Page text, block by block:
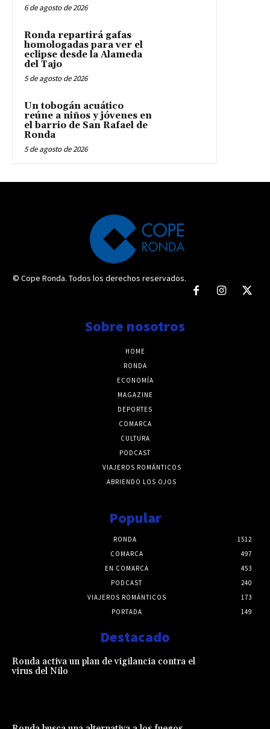
6 de agosto de 2026
Ronda repartirá gafas
homologadas para ver el
eclipse desde la Alameda
del Tajo
5 de agosto de 2026
Un tobogán acuático
reúne a niños y jóvenes en
el barrio de San Rafael de
Ronda
5 de agosto de 2026
© Cope Ronda. Todos los derechos reservados.
Sobre nosotros
HOME
RONDA
ECONOMÍA
MAGAZINE
DEPORTES
COMARCA
CULTURA
PODCAST
VIAJEROS ROMÁNTICOS
ABRIENDO LOS OJOS
Popular
RONDA
1512
COMARCA
497
EN COMARCA
453
PODCAST
240
VIAJEROS ROMÁNTICOS
173
PORTADA
149
Destacado
Ronda activa un plan de vigilancia contra el
virus del Nilo